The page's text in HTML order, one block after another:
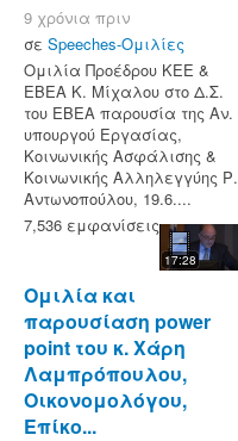
9 χρόνια πριν
σε Speeches-Ομιλίες
Ομιλία Προέδρου ΚΕΕ &
ΕΒΕΑ Κ. Μίχαλου στο Δ.Σ.
του ΕΒΕΑ παρουσία της Αν.
υπουργού Εργασίας,
Κοινωνικής Ασφάλισης &
Κοινωνικής Αλληλεγγύης Ρ.
Αντωνοπούλου, 19.6....
7,536 εμφανίσεις
17:28
Ομιλία και
παρουσίαση power
point του κ. Χάρη
Λαμπρόπουλου,
Οικονομολόγου,
Επίκο...